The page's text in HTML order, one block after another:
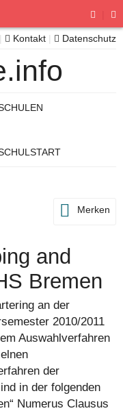
Merken
and
Bremen
an der
2010/2011
Auswahlverfahren
der
in der folgenden
Numerus Clausus
Kontakt Datenschutz